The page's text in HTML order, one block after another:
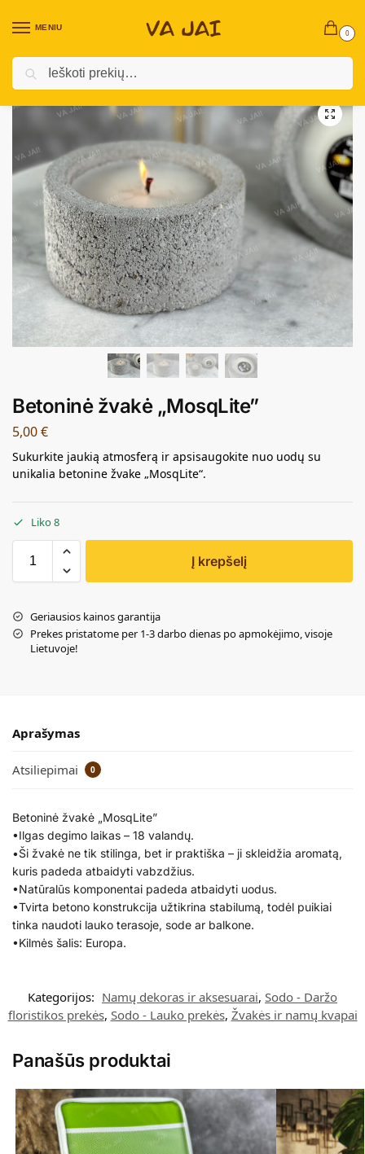
MENIU
0
Pradžia / Sodo - Lauko prekės
Betoninė žvakė „MosqLite”
5,00€
Sukurkite jaukią atmosferą ir apsisaugokite nuo uodų su
unikalia betonine žvake „MosqLite“.
Liko 8
Į krepšelį
Geriausios kainos garantija
Prekes pristatome per 1-3 darbo dienas po apmokėjimo, visoje
Lietuvoje!
Aprašymas
Atsiliepimai 0
Betoninė žvakė „MosqLite”
•Ilgas degimo laikas – 18 valandų.
•Ši žvakė ne tik stilinga, bet ir praktiška – ji skleidžia aromatą,
kuris padeda atbaidyti vabzdžius.
•Natūralūs komponentai padeda atbaidyti uodus.
•Tvirta betono konstrukcija užtikrina stabilumą, todėl puikiai
tinka naudoti lauko terasoje, sode ar balkone.
•Kilmės šalis: Europa.
Kategorijos: Namų dekoras ir aksesuarai, Sodo - Daržo
floristikos prekės, Sodo - Lauko prekės, Žvakės ir namų kvapai
Panašūs produktai